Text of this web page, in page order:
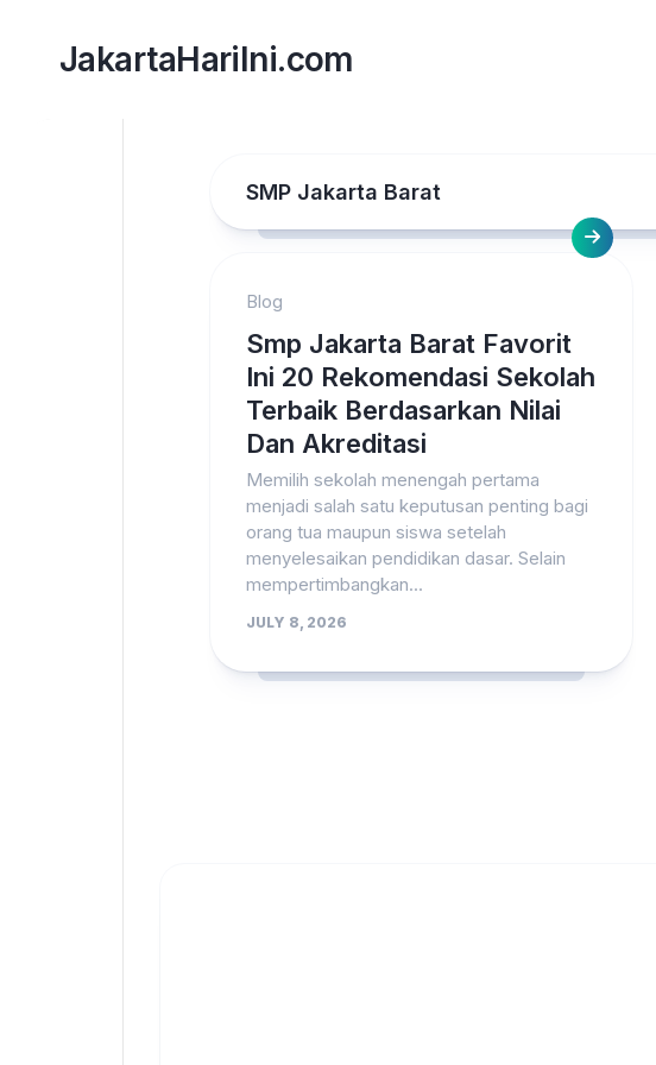
contentJakartaHariIni.com
SMP Jakarta Barat
Blog
Smp Jakarta Barat Favorit
Ini 20 Rekomendasi Sekolah
Terbaik Berdasarkan Nilai
Dan Akreditasi
Memilih sekolah menengah pertama
menjadi salah satu keputusan penting bagi
orang tua maupun siswa setelah
menyelesaikan pendidikan dasar. Selain
mempertimbangkan...
JULY 8, 2026